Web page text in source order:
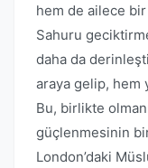
hem de ailece bir
Sahuru
daha da
araya gelip, hem
Bu, birlikte
güçlenmesinin
London’daki